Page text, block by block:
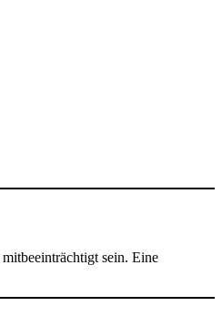
mitbeeinträchtigt sein. Eine